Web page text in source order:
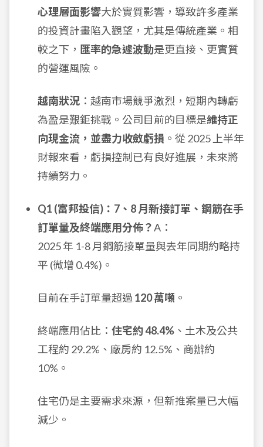
心理層面影響大於實質影響，導致許多產業
的投資計畫陷入觀望，尤其是傳統產業。相
較之下， 匯率的急遽波動是更直接、更實質
的營運風險。
越南狀況 ：越南市場競爭激烈，短期內轉虧
為盈是艱鉅挑戰。公司目前的目標是維持正
向現金流，並盡力收斂虧損 。從 2025 上半年
財報來看，虧損控制已有良好進展，未來將
持續努力。
Q1 (富邦投信)：7、8 月新接訂單、鋼筋在手
訂單量及終端應用分佈？A：
2025 年 1-8 月鋼筋接單量與去年同期約略持
平 (微增 0.4%)。
目前在手訂單量超過 120 萬噸 。
終端應用佔比： 住宅約 48.4% 、土木及公共
工程約 29.2%、廠房約 12.5%、商辦約
10%。
住宅仍是主要需求來源，但新推案量已大幅
減少。